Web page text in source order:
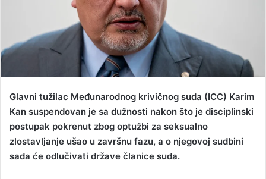
l
Glavni tužilac Međunarodnog krivičnog suda (ICC) Karim
Kan suspendovan je sa dužnosti nakon što je disciplinski
postupak pokrenut zbog optužbi za seksualno
zlostavljanje ušao u završnu fazu, a o njegovoj sudbini
sada će odlučivati države članice suda.